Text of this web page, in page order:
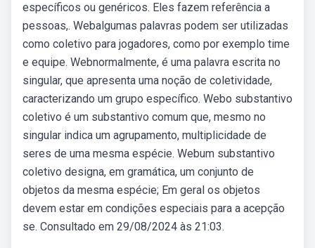
específicos ou genéricos. Eles fazem referência a
pessoas,. Webalgumas palavras podem ser utilizadas
como coletivo para jogadores, como por exemplo time
e equipe. Webnormalmente, é uma palavra escrita no
singular, que apresenta uma noção de coletividade,
caracterizando um grupo específico. Webo substantivo
coletivo é um substantivo comum que, mesmo no
singular indica um agrupamento, multiplicidade de
seres de uma mesma espécie. Webum substantivo
coletivo designa, em gramática, um conjunto de
objetos da mesma espécie; Em geral os objetos
devem estar em condições especiais para a acepção
se. Consultado em 29/08/2024 às 21:03.